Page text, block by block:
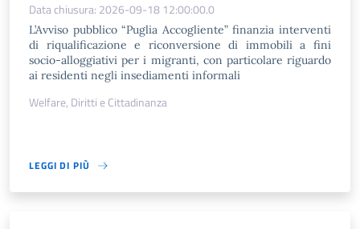
Data chiusura: 2026-09-18 12:00:00.0
L’Avviso pubblico “Puglia Accogliente” finanzia interventi
di riqualificazione e riconversione di immobili a fini
socio-alloggiativi per i migranti, con particolare riguardo
ai residenti negli insediamenti informali
Welfare, Diritti e Cittadinanza
LEGGI DI PIÙ